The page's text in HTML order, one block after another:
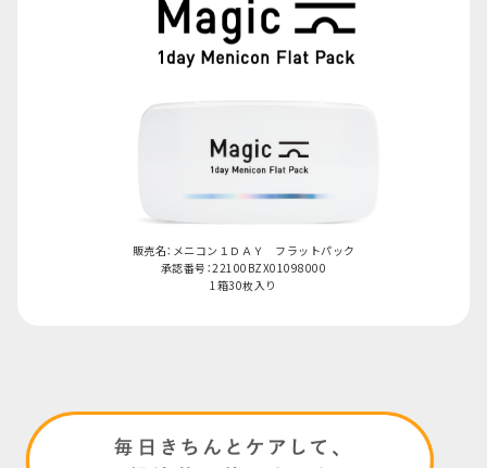
販売名：メニコン１ＤＡＹ フラットパック
承認番号：22100BZX01098000
1箱30枚入り